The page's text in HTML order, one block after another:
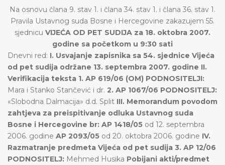
Na osnovu člana 9. stav 1. i člana 34. stav 1. i člana 36. stav 1.
Pravila Ustavnog suda Bosne i Hercegovine zakazujem 55.
sjednicu VIJEĆA OD PET SUDIJA za 18. oktobra 2007.
godine sa početkom u 9:30 sati
Dnevni red: I. Usvajanje zapisnika sa 54. sjednice Vijeća
od pet sudija održane 13. septembra 2007. godine II.
Verifikacija teksta 1. AP 619/06 (OM) PODNOSITELJI:
Mara i Stanko Stančević i dr. 2. AP 1067/06 PODNOSITELJ:
«Slobodna Dalmacija» d.d. Split III. Memorandum povodom
zahtjeva za preispitivanje odluka Ustavnog suda
Bosne i Hercegovine br: AP 1418/05 od 12. septembra
2006. godine AP 2093/05 od 20. oktobra 2006. godine IV.
Razmatranje predmeta Vijeća od pet sudija 3. AP 12/06
PODNOSITELJ: Mehmed Husika Pobijani akti/predmet